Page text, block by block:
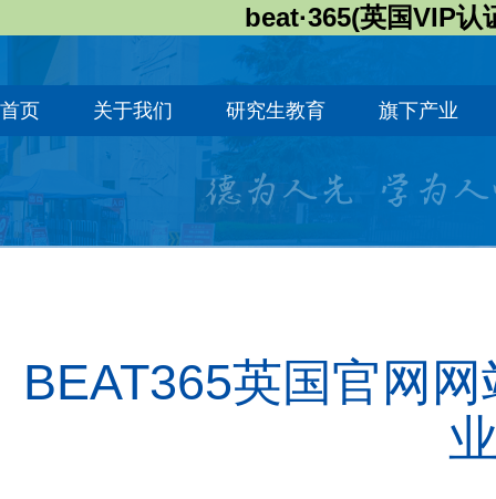
beat·365(英国VIP
首页 关于我们 研究生教育 旗下产业
BEAT365英国官网